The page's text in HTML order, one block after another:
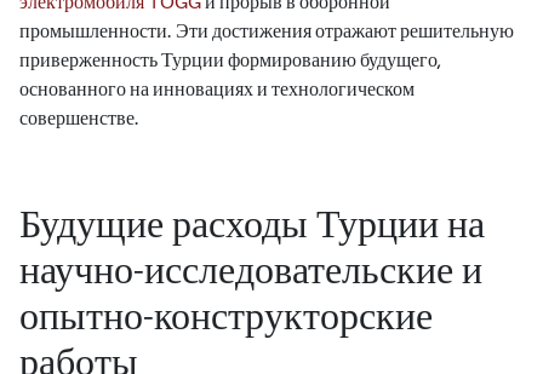
промышленности. Эти достижения отражают решительную
приверженность Турции формированию будущего,
основанного на инновациях и технологическом
совершенстве.
Будущие расходы Турции на
научно-исследовательские и
опытно-конструкторские
работы